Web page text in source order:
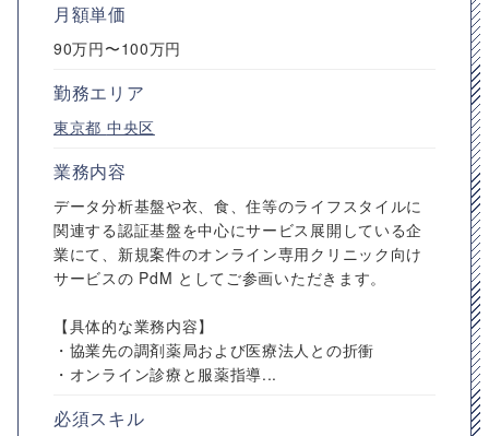
月額単価
90万円〜100万円
勤務エリア
東京都 中央区
業務内容
データ分析基盤や衣、食、住等のライフスタイルに
関連する認証基盤を中心にサービス展開している企
業にて、新規案件のオンライン専用クリニック向け
サービスの PdM としてご参画いただきます。
【具体的な業務内容】
・協業先の調剤薬局および医療法人との折衝
・オンライン診療と服薬指導...
必須スキル